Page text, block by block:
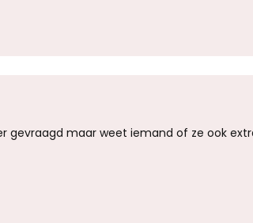
gevraagd maar weet iemand of ze ook